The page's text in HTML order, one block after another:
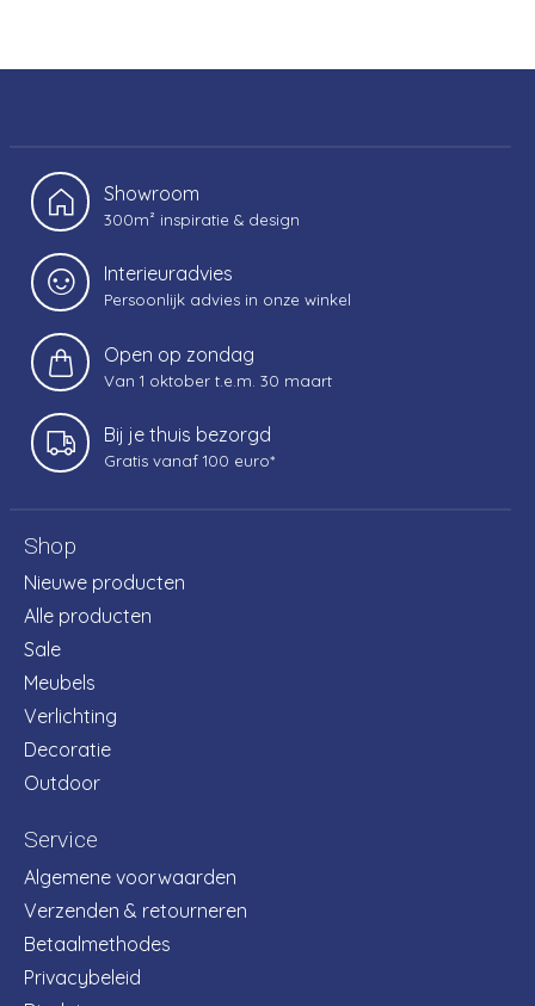
Showroom
300m² inspiratie & design
Interieuradvies
Persoonlijk advies in onze winkel
Open op zondag
Van 1 oktober t.e.m. 30 maart
Bij je thuis bezorgd
Gratis vanaf 100 euro*
Shop
Nieuwe producten
Alle producten
Sale
Meubels
Verlichting
Decoratie
Outdoor
Service
Algemene voorwaarden
Verzenden & retourneren
Betaalmethodes
Privacybeleid